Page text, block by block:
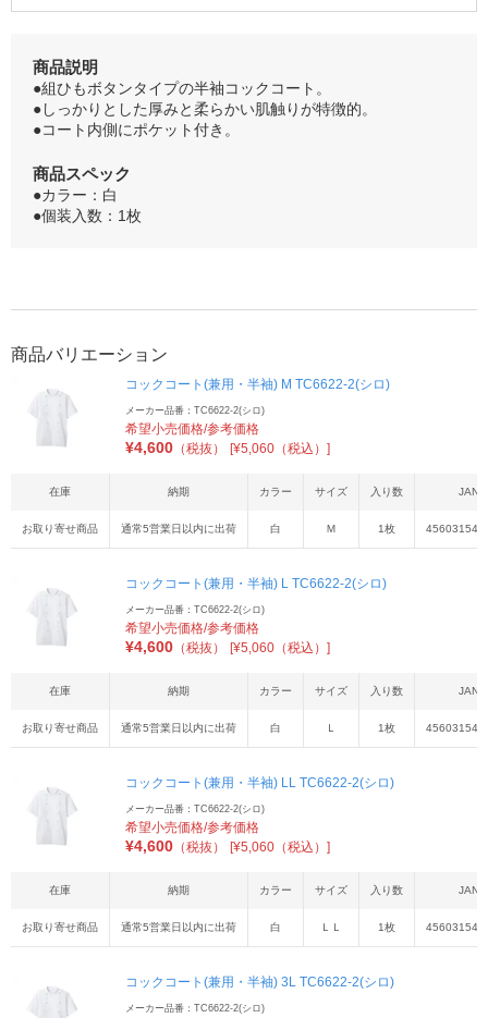
商品説明
●組ひもボタンタイプの半袖コックコート。
●しっかりとした厚みと柔らかい肌触りが特徴的。
●コート内側にポケット付き。
商品スペック
●カラー：白
●個装入数：1枚
商品バリエーション
コックコート(兼用・半袖) M TC6622-2(シロ)
メーカー品番：TC6622-2(シロ)
希望小売価格/参考価格
¥4,600 （税抜） [¥5,060（税込）]
在庫 納期 カラー サイズ 入り数 JAN
お取り寄せ商品 通常5営業日以内に出荷 白 Ｍ 1枚
コックコート(兼用・半袖) L TC6622-2(シロ)
メーカー品番：TC6622-2(シロ)
希望小売価格/参考価格
¥4,600 （税抜） [¥5,060（税込）]
在庫 納期 カラー サイズ 入り数 JAN
お取り寄せ商品 通常5営業日以内に出荷 白 Ｌ 1枚
コックコート(兼用・半袖) LL TC6622-2(シロ)
メーカー品番：TC6622-2(シロ)
希望小売価格/参考価格
¥4,600 （税抜） [¥5,060（税込）]
在庫 納期 カラー サイズ 入り数 JAN
お取り寄せ商品 通常5営業日以内に出荷 白 ＬＬ 1枚
コックコート(兼用・半袖) 3L TC6622-2(シロ)
メーカー品番：TC6622-2(シロ)